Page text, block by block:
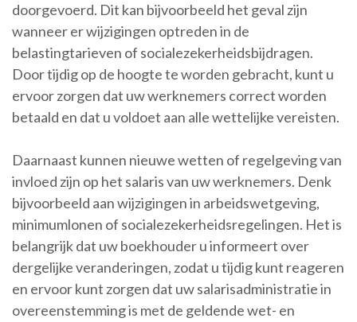
doorgevoerd. Dit kan bijvoorbeeld het geval zijn
wanneer er wijzigingen optreden in de
belastingtarieven of socialezekerheidsbijdragen.
Door tijdig op de hoogte te worden gebracht, kunt u
ervoor zorgen dat uw werknemers correct worden
betaald en dat u voldoet aan alle wettelijke vereisten.
Daarnaast kunnen nieuwe wetten of regelgeving van
invloed zijn op het salaris van uw werknemers. Denk
bijvoorbeeld aan wijzigingen in arbeidswetgeving,
minimumlonen of socialezekerheidsregelingen. Het is
belangrijk dat uw boekhouder u informeert over
dergelijke veranderingen, zodat u tijdig kunt reageren
en ervoor kunt zorgen dat uw salarisadministratie in
overeenstemming is met de geldende wet- en